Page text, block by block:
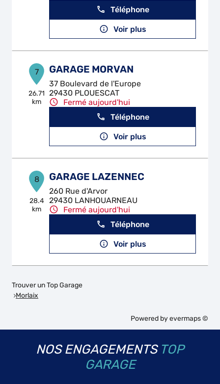
Téléphone
Voir plus
7
26.71
km
GARAGE MORVAN
37 Boulevard de l'Europe
29430 PLOUESCAT
Fermé aujourd'hui
Téléphone
Voir plus
8
28.4
km
GARAGE LAZENNEC
260 Rue d'Arvor
29430 LANHOUARNEAU
Fermé aujourd'hui
Téléphone
Voir plus
Trouver un Top Garage
Morlaix
Powered byevermaps ©
NOS ENGAGEMENTS TOP
GARAGE